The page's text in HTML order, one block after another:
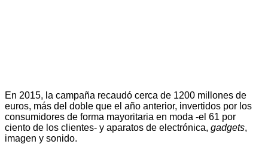
En 2015, la campaña recaudó cerca de 1200 millones de
euros, más del doble que el año anterior, invertidos por los
consumidores de forma mayoritaria en moda -el 61 por
ciento de los clientes- y aparatos de electrónica, gadgets,
imagen y sonido.